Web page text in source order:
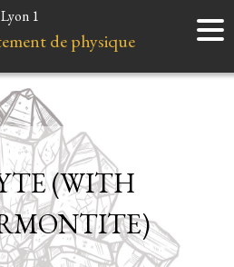
Accueil
Instruments
Liens et ressources
1
de physique
(WITH